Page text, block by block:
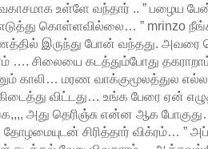
உள்ளே வந்தார் .. ” பழைய
எடுத்து கொள்ளவில்லை… ” mrinzo
இருந்து போன் வந்தது.
…. சிலையை கடத்தும்போது
காலி… மரண வாக்குமூலத்துல
விட்டது… உங்க பேரை ஏன்
அது தெரிஞ்சு என்ன ஆக
சிரித்தார் விக்ரம்… ”